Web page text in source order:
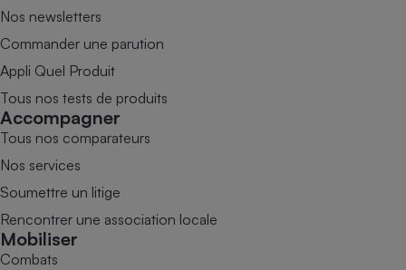
Nos newsletters
Commander une parution
Appli Quel Produit
Tous nos tests de produits
Accompagner
Tous nos comparateurs
Nos services
Soumettre un litige
Rencontrer une association locale
Mobiliser
Combats